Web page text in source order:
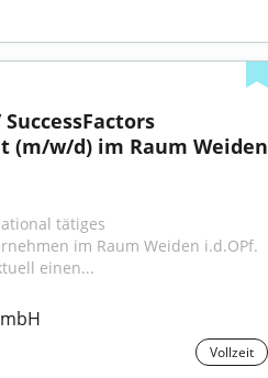
SuccessFactors
(m/w/d) im Raum Weiden
tätiges
im Raum Weiden i.d.OPf.
einen...
Vollzeit